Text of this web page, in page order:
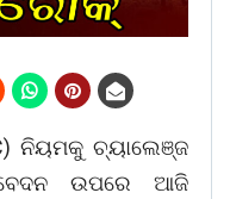
ନିୟମକୁ ଚ୍ୟାଲେଞ୍ଜ
ଉପରେ ଆଜି